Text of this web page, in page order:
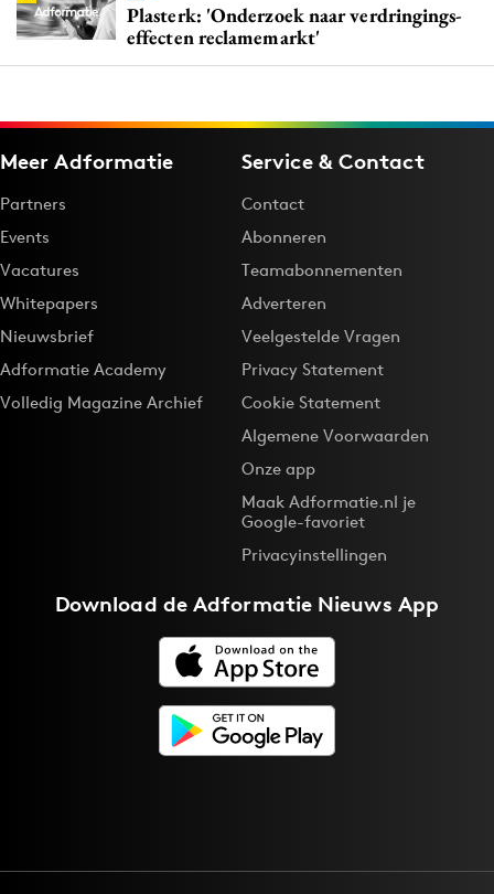
Plasterk: 'Onderzoek naar verdringings-
effecten reclamemarkt'
Meer Adformatie
Partners
Events
Vacatures
Whitepapers
Nieuwsbrief
Adformatie Academy
Volledig Magazine Archief
Service & Contact
Contact
Abonneren
Teamabonnementen
Adverteren
Veelgestelde Vragen
Privacy Statement
Cookie Statement
Algemene Voorwaarden
Onze app
Maak Adformatie.nl je
Google-favoriet
Privacyinstellingen
Download deAdformatie Nieuws App